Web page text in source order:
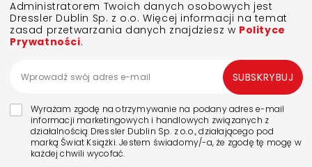
Administratorem Twoich danych osobowych jest
Dressler Dublin Sp. z o.o. Więcej informacji na temat
zasad przetwarzania danych znajdziesz w Polityce
Prywatności.
Wyrażam zgodę na otrzymywanie na podany adres e-mail
informacji marketingowych i handlowych związanych z
działalnością Dressler Dublin Sp. z o.o., działającego pod
marką Świat Książki. Jestem świadomy/-a, że zgodę tę mogę w
każdej chwili wycofać.
SUBSKRYBUJ